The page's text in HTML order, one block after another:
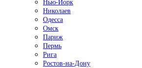
Нью-Йорк
Николаев
Одесса
Омск
Париж
Пермь
Рига
Ростов-на-Дону